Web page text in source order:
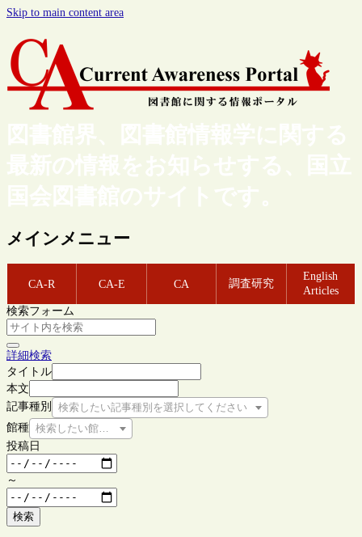
Skip to main content area
図書館界、図書館情報学に関する
最新の情報をお知らせする、国立
国会図書館のサイトです。
メインメニュー
CA-R CA-E CA 調査研究
English
Articles
検索フォーム
詳細検索
タイトル
本文
記事種別
検索したい記事種別を選択してください
館種 検索したい館種を選択してください
投稿日
～
検索